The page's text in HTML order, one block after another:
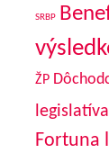
SRBP
ŽP
legislatíva
Fortuna